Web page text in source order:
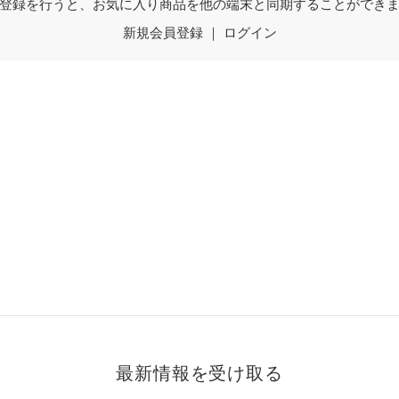
録を行うと、お気に入り商品を他の端末と同期することができ
新規会員登録｜ ログイン
最新情報を受け取る